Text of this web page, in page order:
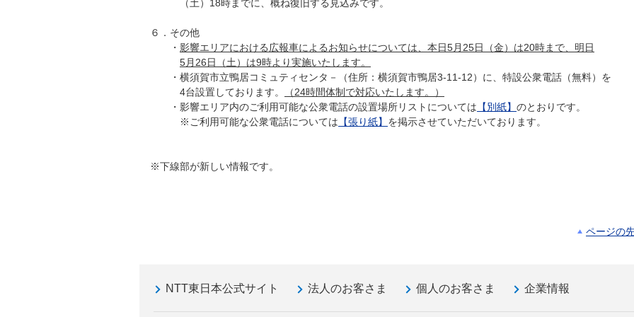
（土）18時までに、概ね復旧する見込みです。
６．その他
・ 影響エリアにおける広報車によるお知らせについては、本日5月25日（金）は20時まで、明日
5月26日（土）は9時より実施いたします。
・横須賀市立鴨居コミュティセンタ－（住所：横須賀市鴨居3-11-12）に、特設公衆電話（無料）を
4台設置しております。
（24時間体制で対応いたします。）
・影響エリア内のご利用可能な公衆電話の設置場所リストについては 【別紙】 のとおりです。
※ご利用可能な公衆電話については 【張り紙】 を掲示させていただいております。
※下線部が新しい情報です。
ページの
NTT東日本公式サイト 法人のお客さま 個人のお客さま 企業情報